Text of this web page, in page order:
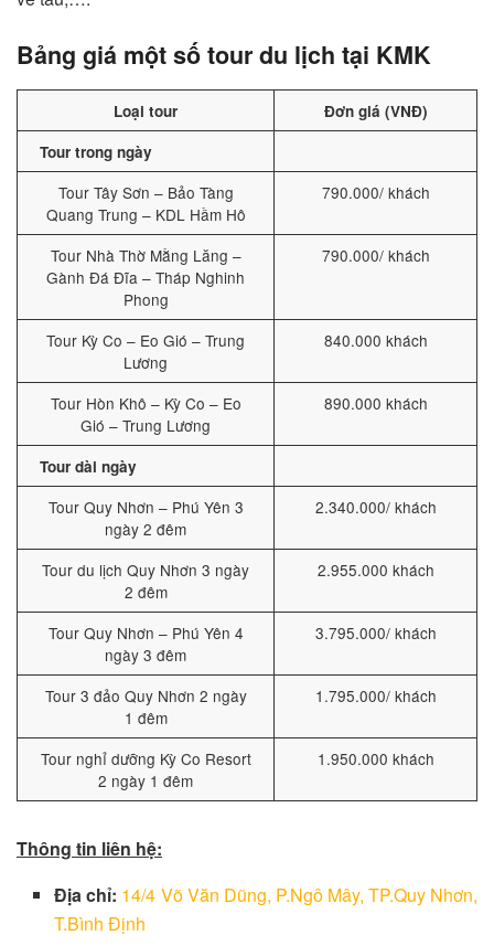
Bảng giá một số tour du lịch tại KMK
Loại tour
Đơn giá (VNĐ)
Tour trong ngày
Tour Tây Sơn – Bảo Tàng
Quang Trung – KDL Hầm Hô
790.000/ khách
Tour Nhà Thờ Mằng Lăng –
Gành Đá Đĩa – Tháp Nghinh
Phong
790.000/ khách
Tour Kỳ Co – Eo Gió – Trung
Lương
840.000 khách
Tour Hòn Khô – Kỳ Co – Eo
Gió – Trung Lương
890.000 khách
Tour dài ngày
Tour Quy Nhơn – Phú Yên 3
ngày 2 đêm
2.340.000/ khách
Tour du lịch Quy Nhơn 3 ngày
2 đêm
2.955.000 khách
Tour Quy Nhơn – Phú Yên 4
ngày 3 đêm
3.795.000/ khách
Tour 3 đảo Quy Nhơn 2 ngày
1 đêm
1.795.000/ khách
Tour nghỉ dưỡng Kỳ Co Resort
2 ngày 1 đêm
1.950.000 khách
Thông tin liên hệ:
Địa chỉ: 14/4 Võ Văn Dũng, P.Ngô Mây, TP.Quy Nhơn,
T.Bình Định